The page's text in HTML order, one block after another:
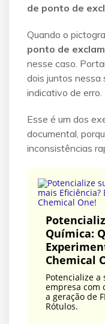
de ponto de
Quando o
ponto de
nesse caso.
dois juntos nessa
indicativo de erro.
Esse é um dos
documental,
inconsistências
Química:
Chemical
Potencialize a
empresa com
a geração de
Rótulos.